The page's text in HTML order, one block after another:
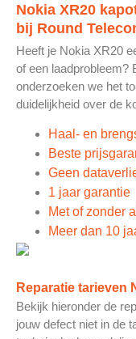
Nokia XR20
bij Round
Heeft je Nokia XR20
of een laadprobleem?
onderzoeken we het
duidelijkheid over de
Haal- en
Beste
Geen
1 jaar garantie
Met of zonder
Meer dan 10
Reparatie tarieven
Bekijk hieronder de
jouw defect niet in de